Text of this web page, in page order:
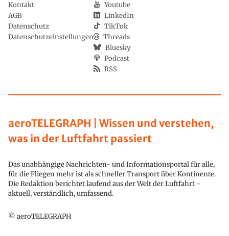
aeroTELEGRAPH | Wissen und verstehen,
was in der Luftfahrt passiert
Das unabhängige Nachrichten- und Informationsportal für alle,
für die Fliegen mehr ist als schneller Transport über Kontinente.
Die Redaktion berichtet laufend aus der Welt der Luftfahrt -
aktuell, verständlich, umfassend.
© aeroTELEGRAPH
Kontakt
AGB
Datenschutz
Datenschutzeinstellungen
Youtube
LinkedIn
TikTok
Threads
Bluesky
Podcast
RSS